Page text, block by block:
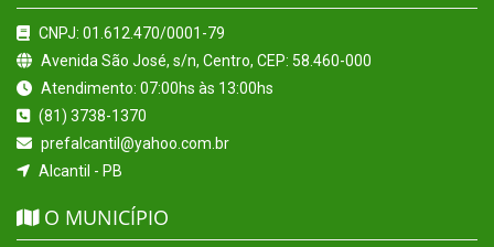
CNPJ: 01.612.470/0001-79
Avenida São José, s/n, Centro, CEP: 58.460-000
Atendimento: 07:00hs às 13:00hs
(81) 3738-1370
prefalcantil@yahoo.com.br
Alcantil - PB
O MUNICÍPIO